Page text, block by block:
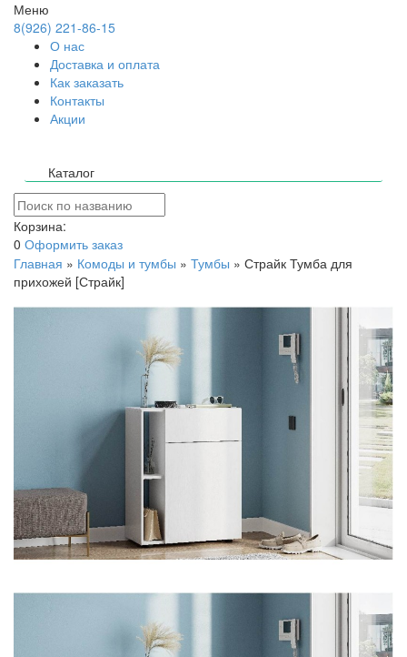
Меню
8(926) 221-86-15
О нас
Доставка и оплата
Как заказать
Контакты
Акции
Каталог
Корзина:
0 Оформить заказ
Главная » Комоды и тумбы » Тумбы » Страйк Тумба для
прихожей [Страйк]